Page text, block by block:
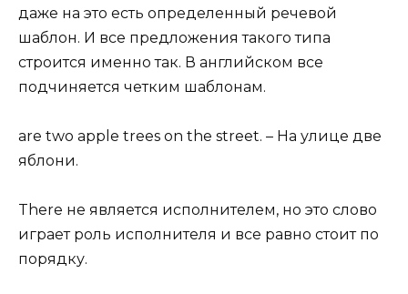
даже на это есть определенный речевой
шаблон. И все предложения такого типа
строится именно так. В английском все
подчиняется четким шаблонам.
are two apple trees on the street. – На улице две
яблони.
There не является исполнителем, но это слово
играет роль исполнителя и все равно стоит по
порядку.